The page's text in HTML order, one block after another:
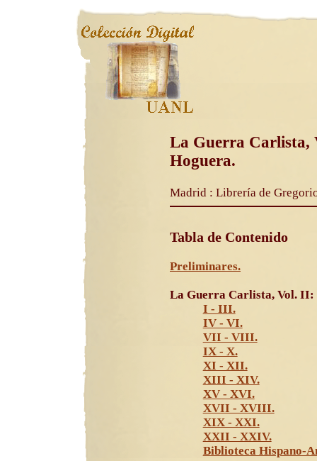
La Guerra Carlista,
Hoguera.
Madrid : Librería de
Tabla de Contenido
Preliminares.
La Guerra Carlista, Vol. II:
I - III.
IV - VI.
VII - VIII.
IX - X.
XI - XII.
XIII - XIV.
XV - XVI.
XVII - XVIII.
XIX - XXI.
XXII - XXIV.
Biblioteca Hispano-